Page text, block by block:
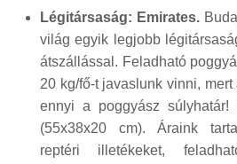
Légitársaság: Emirates.
világ egyik legjobb
átszállással. Feladható
20 kg/fő-t javaslunk vinni,
ennyi a poggyász súlyhatár!
(55x38x20 cm). Áraink
reptéri illetékeket,